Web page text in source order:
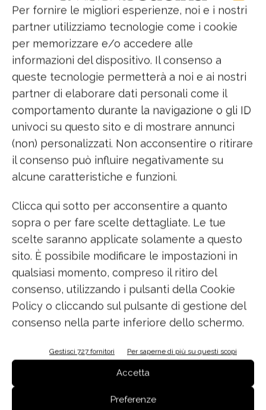
Per fornire le migliori esperienze, noi e i nostri
partner utilizziamo tecnologie come i cookie
per memorizzare e/o accedere alle
informazioni del dispositivo. Il consenso a
queste tecnologie permetterà a noi e ai nostri
partner di elaborare dati personali come il
comportamento durante la navigazione o gli ID
univoci su questo sito e di mostrare annunci
(non) personalizzati. Non acconsentire o ritirare
il consenso può influire negativamente su
alcune caratteristiche e funzioni.
Clicca qui sotto per acconsentire a quanto
sopra o per fare scelte dettagliate. Le tue
scelte saranno applicate solamente a questo
sito. È possibile modificare le impostazioni in
qualsiasi momento, compreso il ritiro del
consenso, utilizzando i pulsanti della Cookie
Policy o cliccando sul pulsante di gestione del
consenso nella parte inferiore dello schermo.
Gestisci 727 fornitori Per saperne di più su questi scopi
Accetta
Preferenze
50°C. Essenzia
ELECTROLUX. Extra igiene
Sono otto i programmi di lavaggio della
opzioni speciali tra le quali ExtraHygiene, che
permette di completare il processo di pulizia
delle stoviglie eliminando ogni microrganismo.
Grazie a una fase di sani